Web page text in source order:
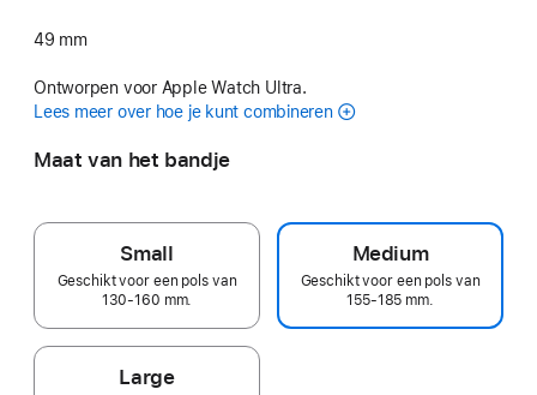
49 mm
Ontworpen voor Apple Watch Ultra.
Lees meer over hoe je kunt combineren
Maat van het bandje
Small
Geschikt voor een pols van
130-160 mm.
Medium
Geschikt voor een pols van
155-185 mm.
Large